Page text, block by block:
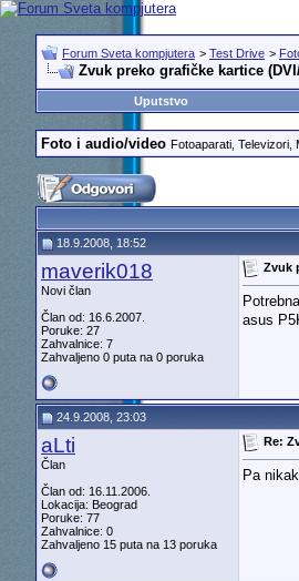
Forum Sveta kompjutera > Test Drive >
Zvuk preko grafičke kartice
Uputstvo
Foto i audio/video Fotoaparati, Televizori,
18.9.2008, 18:52
maverik018
Novi član
Član od: 16.6.2007.
Poruke: 27
Zahvalnice: 7
Zahvaljeno 0 puta na 0 poruka
Zvuk
asus
24.9.2008, 23:03
aLti
Član
Član od: 16.11.2006.
Lokacija: Beograd
Poruke: 77
Zahvalnice: 0
Zahvaljeno 15 puta na 13 poruka
Re:
Pa